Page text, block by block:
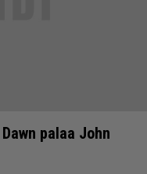
palaa John